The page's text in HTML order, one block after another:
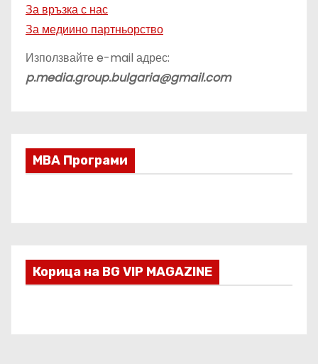
За връзка с нас
За медиино партньорство
Използвайте e-mail адрес:
p.media.group.bulgaria@gmail.com
МВА Програми
Корица на BG VIP MAGAZINE